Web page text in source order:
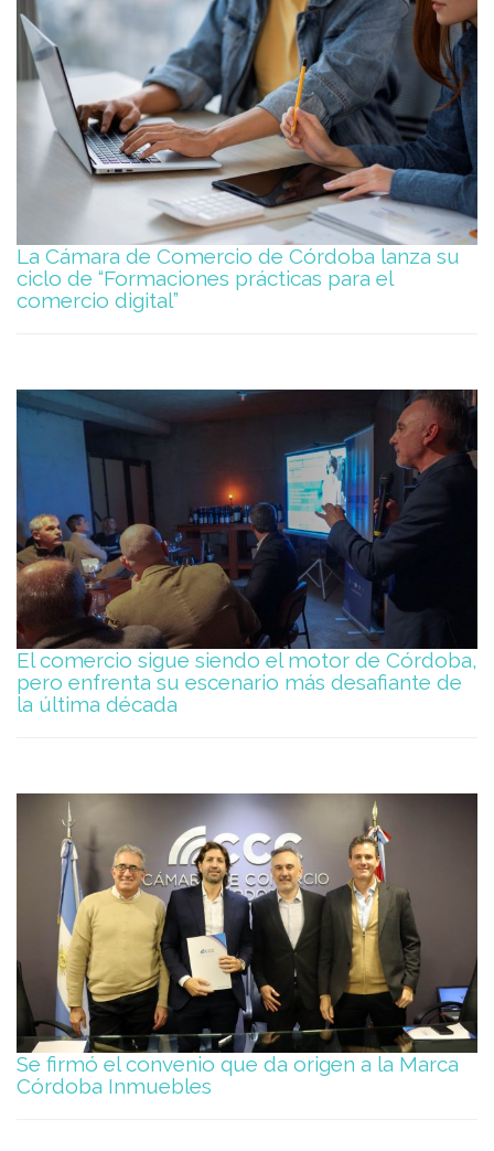
La Cámara de Comercio de Córdoba lanza su
ciclo de “Formaciones prácticas para el
comercio digital”
El comercio sigue siendo el motor de Córdoba,
pero enfrenta su escenario más desafiante de
la última década
Se firmó el convenio que da origen a la Marca
Córdoba Inmuebles